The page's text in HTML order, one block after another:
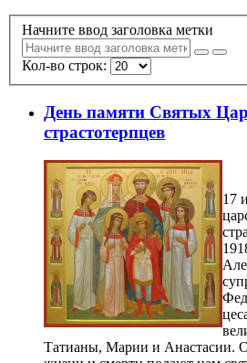
Начните ввод заголовка метки
Кол-во строк:
День памяти Святых
страстотерпцев
17
Татианы, Марии и Анастасии.